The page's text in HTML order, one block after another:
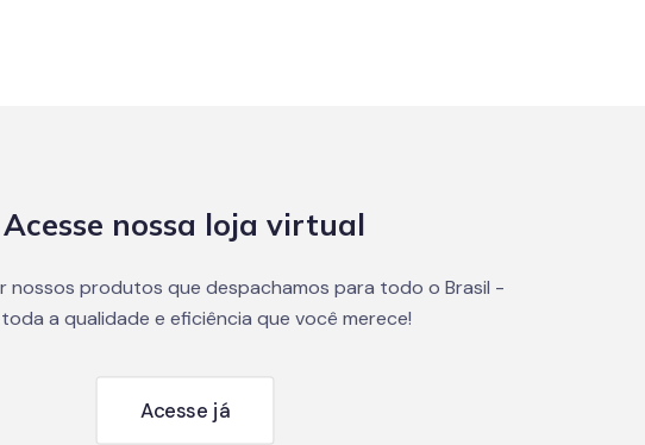
Acesse nossa loja virtual
nossos produtos que despachamos para todo o Brasil -
a qualidade e eficiência que você merece!
Acesse já